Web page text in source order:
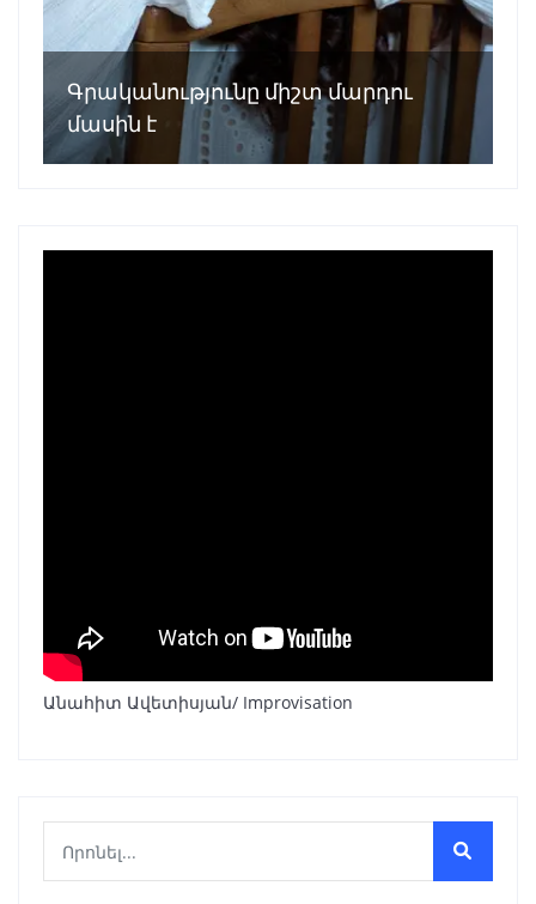
Գրականությունը միշտ մարդու
մասին է
Անահիտ Ավետիսյան/ Improvisation